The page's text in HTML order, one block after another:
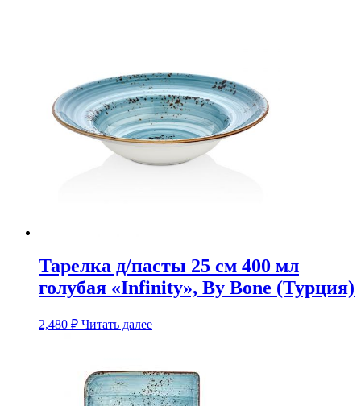
Тарелка д/пасты 25 см 400 мл
голубая «Infinity», By Bone (Турция)
2,480 ₽ Читать далее